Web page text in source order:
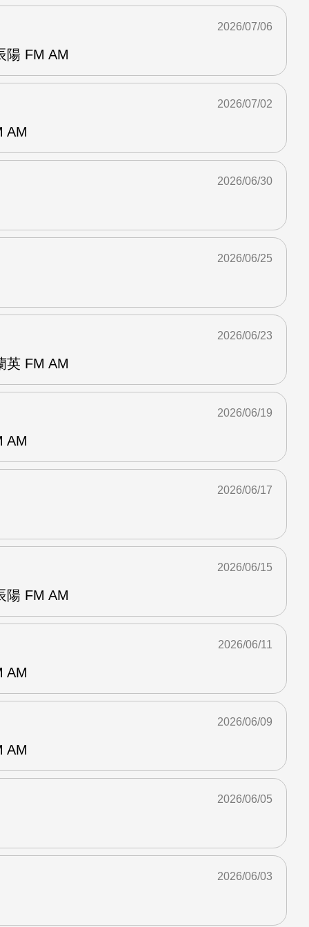
陽 FM AM
2026/07/06
AM
2026/07/02
2026/06/30
2026/06/25
英 FM AM
2026/06/23
AM
2026/06/19
2026/06/17
陽 FM AM
2026/06/15
AM
2026/06/11
AM
2026/06/09
2026/06/05
2026/06/03